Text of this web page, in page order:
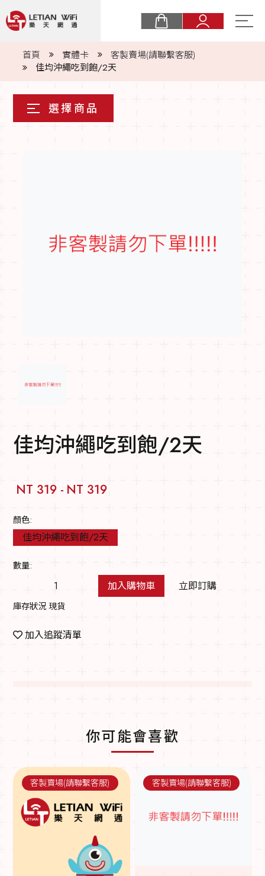
關於樂天
最新消息
首頁 實體卡
客製賣場(請聯繫客服)
佳均沖繩吃到飽/2天
佳均沖繩吃到飽/2天
NT 319 - NT 319
顏色:
佳均沖繩吃到飽/2天
數量:
加入購物車 立即訂購
庫存狀況 現貨
加入追蹤清單
你可能會喜歡
客製賣場(請聯繫客服) 客製賣場(請聯繫客服)